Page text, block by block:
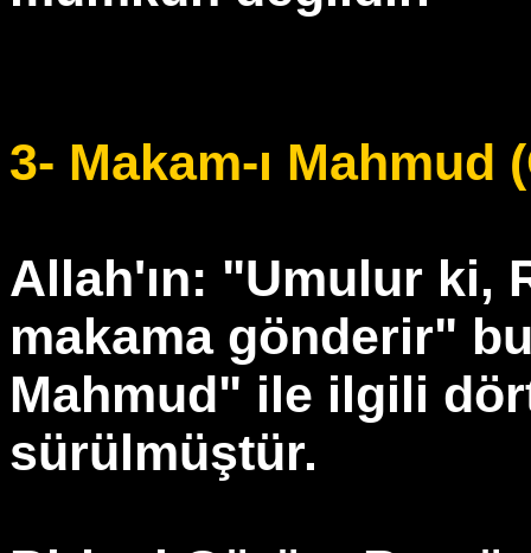
3- Makam-ı Mahmud
Allah'ın: "Umulur ki,
makama gönderir"
Mahmud" ile ilgili
sürülmüştür.